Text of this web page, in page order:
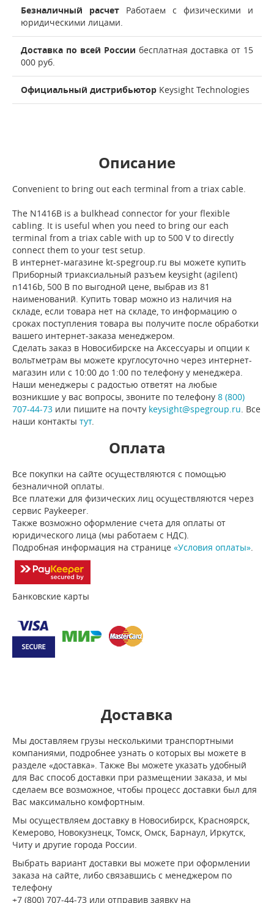
Безналичный расчет Работаем с физическими и
юридическими лицами.
Доставка по всей России бесплатная доставка от 15
000 руб.
Официальный дистрибьютор Keysight Technologies
Описание
Convenient to bring out each terminal from a triax cable.
The N1416B is a bulkhead connector for your flexible
cabling. It is useful when you need to bring our each
terminal from a triax cable with up to 500 V to directly
connect them to your test setup.
В интернет-магазине kt-spegroup.ru вы можете купить
Приборный триаксиальный разъем keysight (agilent)
n1416b, 500 В по выгодной цене, выбрав из 81
наименований. Купить товар можно из наличия на
складе, если товара нет на складе, то информацию о
сроках поступления товара вы получите после обработки
вашего интернет-заказа менеджером.
Сделать заказ в Новосибирске на Аксессуары и опции к
вольтметрам вы можете круглосуточно через интернет-
магазин или с 10:00 до 1:00 по телефону у менеджера.
Наши менеджеры с радостью ответят на любые
возникшие у вас вопросы, звоните по телефону 8 (800)
707-44-73 или пишите на почту keysight@spegroup.ru. Все
наши контакты тут.
Оплата
Все покупки на сайте осуществляются с помощью
безналичной оплаты.
Все платежи для физических лиц осуществляются через
сервис Paykeeper.
Также возможно оформление счета для оплаты от
юридического лица (мы работаем с НДС).
Подробная информация на странице «Условия оплаты».
Банковские карты
Доставка
Мы доставляем грузы несколькими транспортными
компаниями, подробнее узнать о которых вы можете в
разделе «доставка». Также Вы можете указать удобный
для Вас способ доставки при размещении заказа, и мы
сделаем все возможное, чтобы процесс доставки был для
Вас максимально комфортным.
Мы осуществляем доставку в Новосибирск, Красноярск,
Кемерово, Новокузнецк, Томск, Омск, Барнаул, Иркутск,
Читу и другие города России.
Выбрать вариант доставки вы можете при оформлении
заказа на сайте, либо связавшись с менеджером по
телефону
+7 (800) 707-44-73 или отправив заявку на